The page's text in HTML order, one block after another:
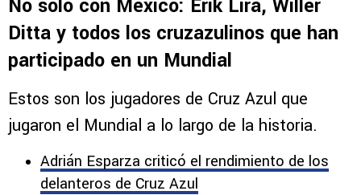
No solo con México: Erik Lira, Willer
Ditta y todos los cruzazulinos que han
participado en un Mundial
Estos son los jugadores de Cruz Azul que
jugaron el Mundial a lo largo de la historia.
Adrián Esparza criticó el rendimiento de los
delanteros de Cruz Azul